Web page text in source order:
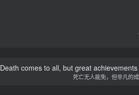
Death comes to all, but great
死亡无人能免，但非凡的